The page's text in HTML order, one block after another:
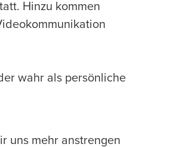
Hinzu kommen
wahr als persönliche
uns mehr anstrengen